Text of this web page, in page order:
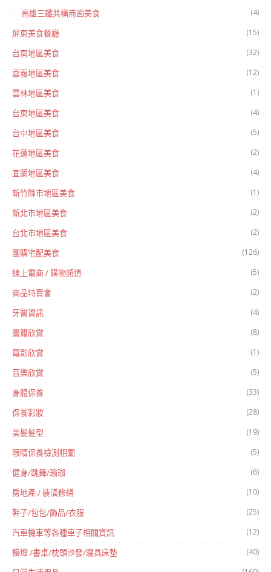
高雄三鐵共構商圈美食 (4)
屏東美食餐廳 (15)
台南地區美食 (32)
嘉義地區美食 (12)
雲林地區美食 (1)
台東地區美食 (4)
台中地區美食 (5)
花蓮地區美食 (2)
宜蘭地區美食 (4)
新竹縣市地區美食 (1)
新北市地區美食 (2)
台北市地區美食 (2)
團購宅配美食 (126)
線上電商 / 購物頻道 (5)
商品特賣會 (2)
牙醫資訊 (4)
書籍欣賞 (8)
電影欣賞 (1)
音樂欣賞 (5)
身體保養 (33)
保養彩妝 (28)
美髮髮型 (19)
眼睛保養檢測相關 (5)
健身/跳舞/瑜珈 (6)
房地產 / 裝潢修繕 (10)
鞋子/包包/飾品/衣服 (25)
汽車機車等各種車子相關資訊 (12)
檯燈 /書桌/枕頭沙發/寢具床墊 (40)